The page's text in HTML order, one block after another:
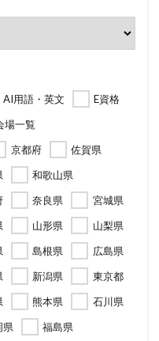
AI用語・英文
E資格
場一覧
京都府
佐賀県
和歌山県
奈良県
宮城県
山形県
山梨県
島根県
広島県
新潟県
東京都
熊本県
石川県
県 福島県